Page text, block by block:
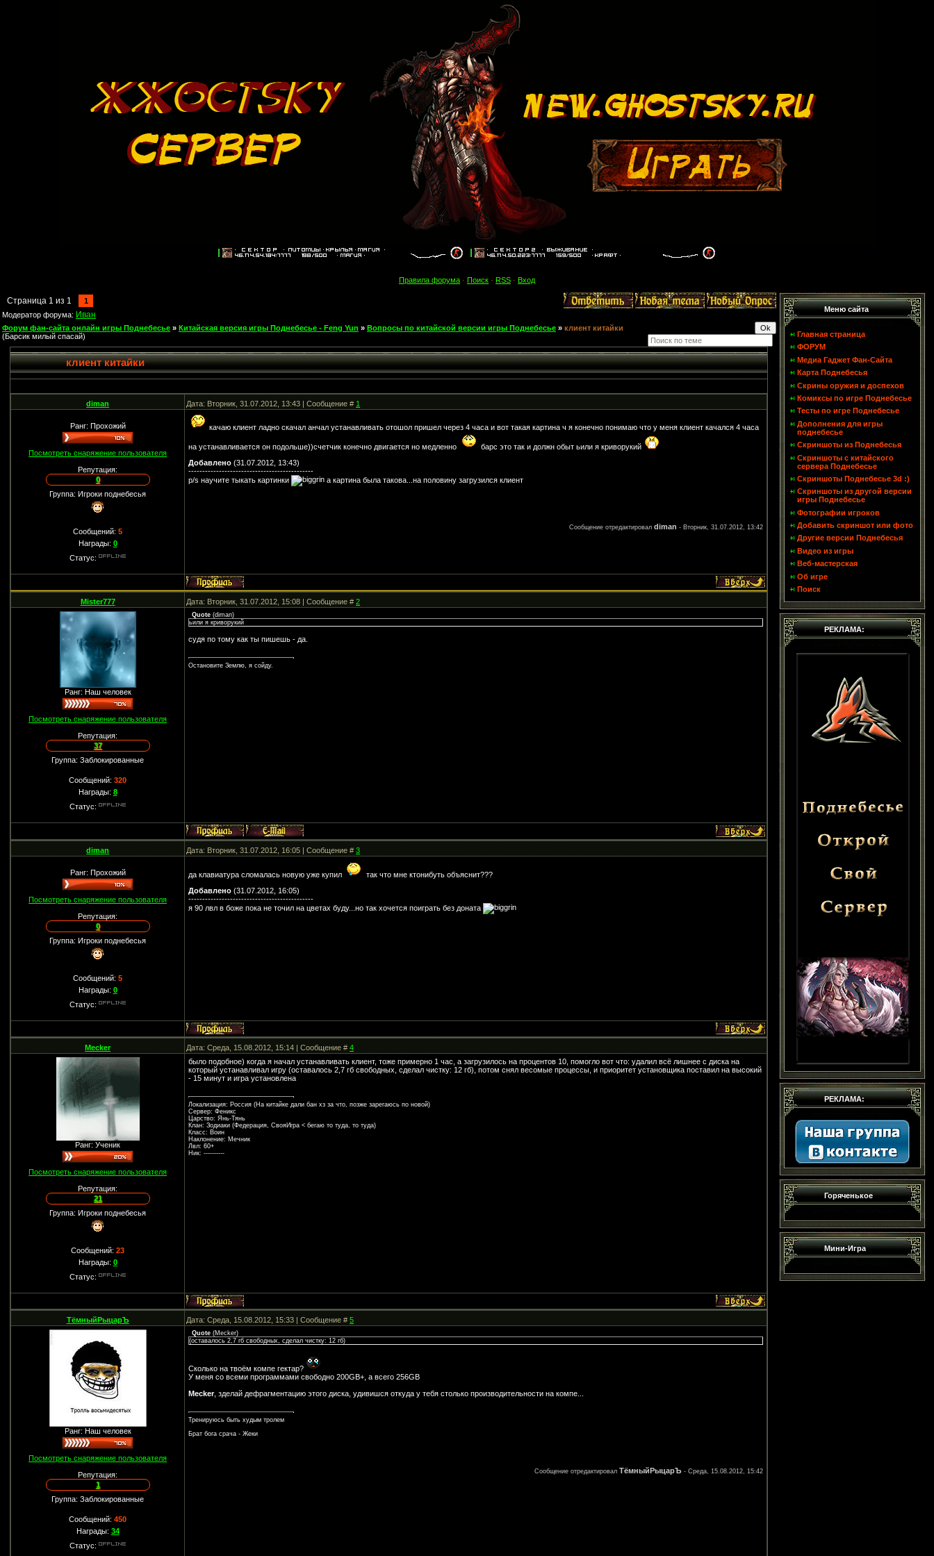
Правила форума · Поиск · RSS · Вход
Страница 1 из 1
1
Модератор форума: Иван
Форум фан-сайта онлайн игры Поднебесье » Китайская версия игры Поднебесье - Feng Yun » Вопросы по китайской версии игры Поднебесье » клиент китайки
(Барсик милый спасай)
клиент китайки
diman Дата: Вторник, 31.07.2012, 13:43 | Сообщение #1
Ранг: Прохожий
Посмотреть снаряжение пользователя
Репутация:
0
Группа: Игроки поднебесья
Сообщений:5
Награды: 0
Статус:
качаю клиент ладно скачал анчал устанавливать отошол пришел через 4 часа и вот такая картина ч я конечно понимаю что у меня клиент качался 4 часа
на устанавливается он подольше))счетчик конечно двигается но медленно
барс это так и должн обыт ьили я криворукий
Добавлено (31.07.2012, 13:43)
---------------------------------------------
p/s научите тыкать картинки
а картина была такова...на половину загрузился клиент
Сообщение отредактировалdiman - Вторник, 31.07.2012, 13:42
Mister777 Дата: Вторник, 31.07.2012, 15:08 | Сообщение #2
Ранг: Наш человек
Посмотреть снаряжение пользователя
Репутация:
37
Группа: Заблокированные
Сообщений:320
Награды: 8
Статус:
Quote (diman)
ьили я криворукий
судя по тому как ты пишешь - да.
Остановите Землю, я сойду.
diman Дата: Вторник, 31.07.2012, 16:05 | Сообщение #3
Ранг: Прохожий
Посмотреть снаряжение пользователя
Репутация:
0
Группа: Игроки поднебесья
Сообщений:5
Награды: 0
Статус:
да клавиатура сломалась новую уже купил
так что мне ктонибуть объяснит???
Добавлено (31.07.2012, 16:05)
---------------------------------------------
я 90 лвл в боже пока не точил на цветах буду...но так хочется поиграть без доната
Mecker Дата: Среда, 15.08.2012, 15:14 | Сообщение #4
Ранг: Ученик
Посмотреть снаряжение пользователя
Репутация:
21
Группа: Игроки поднебесья
Сообщений:23
Награды: 0
Статус:
было подобное) когда я начал устанавливать клиент, тоже примерно 1 час, а загрузилось на процентов 10, помогло вот что: удалил всё лишнее с диска на
который устанавливал игру (оставалось 2,7 гб свободных, сделал чистку: 12 гб), потом снял весомые процессы, и приоритет установщика поставил на высокий
- 15 минут и игра установлена
Локализация: Россия (На китайке дали бан хз за что, позже зарегаюсь по новой)
Сервер: Феникс
Царство: Янь-Тянь
Клан: Зодиаки (Федерация, СвояИгра < бегаю то туда, то туда)
Класс: Воин
Наклонение: Мечник
Лвл: 60+
Ник: ----------
ТёмныйРыцарЪ Дата: Среда, 15.08.2012, 15:33 | Сообщение #5
Ранг: Наш человек
Посмотреть снаряжение пользователя
Репутация:
1
Группа: Заблокированные
Сообщений:450
Награды: 34
Статус:
Quote (Mecker)
(оставалось 2,7 гб свободных, сделал чистку: 12 гб)
Сколько на твоём компе гектар?
У меня со всеми программами свободно 200GB+, а всего 256GB
Mecker, зделай дефрагментацию этого диска, удивишся откуда у тебя столько производительности на компе...
Тренируюсь быть худым тролем
Брат бога срача - Жеки
Сообщение отредактировалТёмныйРыцарЪ -Среда, 15.08.2012, 15:42
Меню сайта
Главная страница
ФОРУМ
Медиа Гаджет Фан-Сайта
Карта Поднебесья
Скрины оружия и доспехов
Комиксы по игре Поднебесье
Тесты по игре Поднебесье
Дополнения для игры
поднебесье
Скриншоты из Поднебесья
Скриншоты с китайского
сервера Поднебесье
Скриншоты Поднебесье 3d :)
Скриншоты из другой версии
игры Поднебесье
Фотографии игроков
Добавить скриншот или фото
Другие версии Поднебесья
Видео из игры
Веб-мастерская
Об игре
Поиск
РЕКЛАМА:
РЕКЛАМА:
Горяченькое
Мини-Игра